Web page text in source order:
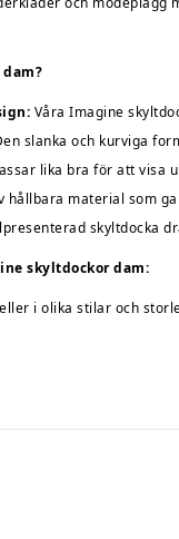
Våra Imagine
slanka och kurviga
lika bra för att visa
hållbara material som
skyltdocka
skyltdockor dam:
i olika stilar och